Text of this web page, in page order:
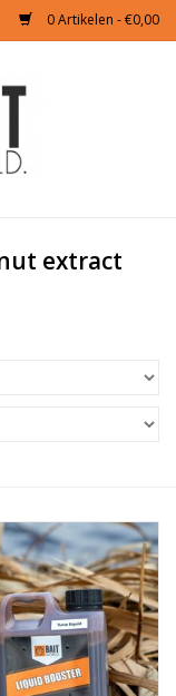
0 Artikelen - €0,00
extract